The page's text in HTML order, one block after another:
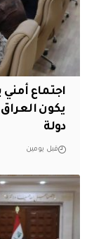
اجتماع
يكون
دولة
قبل يومين